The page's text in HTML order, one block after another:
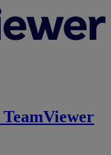
TeamViewer